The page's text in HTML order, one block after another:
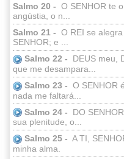
Salmo 20 - O SENHOR te
angústia, o n...
Salmo 21 - O REI se
SENHOR; e ...
Salmo 22 -
DEUS meu,
que me desampara...
Salmo 23 - O SENHOR
nada me faltará...
Salmo 24 -
DO
sua plenitude, o...
Salmo 25 - A TI,
minha alma.